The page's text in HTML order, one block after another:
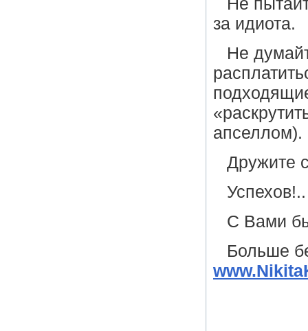
Не
за идиота.
Не
апселлом).
Дружите
Успехов!..
C Вами
Больше